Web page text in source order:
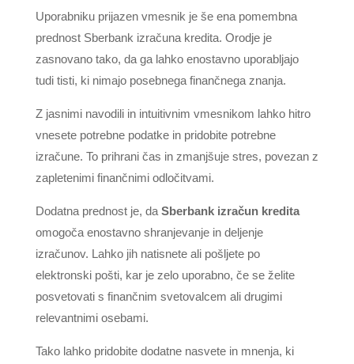
Uporabniku prijazen vmesnik je še ena pomembna
prednost Sberbank izračuna kredita. Orodje je
zasnovano tako, da ga lahko enostavno uporabljajo
tudi tisti, ki nimajo posebnega finančnega znanja.
Z jasnimi navodili in intuitivnim vmesnikom lahko hitro
vnesete potrebne podatke in pridobite potrebne
izračune. To prihrani čas in zmanjšuje stres, povezan z
zapletenimi finančnimi odločitvami.
Dodatna prednost je, da Sberbank izračun kredita
omogoča enostavno shranjevanje in deljenje
izračunov. Lahko jih natisnete ali pošljete po
elektronski pošti, kar je zelo uporabno, če se želite
posvetovati s finančnim svetovalcem ali drugimi
relevantnimi osebami.
Tako lahko pridobite dodatne nasvete in mnenja, ki